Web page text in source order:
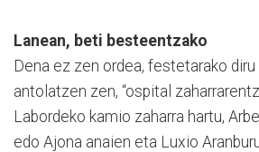
Lanean, beti besteentzako
Dena ez zen ordea, festetarako
antolatzen zen, “ospital
Labordeko kamio zaharra hartu,
edo Ajona anaien eta Luxio